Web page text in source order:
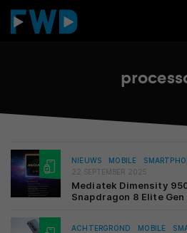
NIEUWS MOBILE
22 SEPTEMBER 2025
Mediatek Dimensity
Snapdragon 8 Elite Gen
ACHTERGROND MOBILE